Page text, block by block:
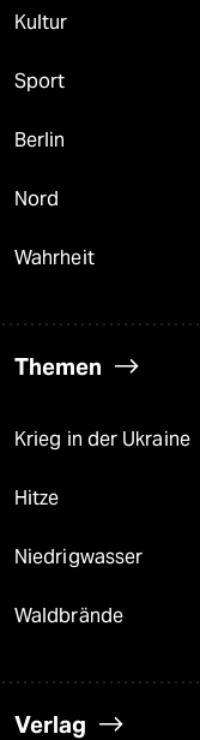
Kultur
Sport
Berlin
Nord
Wahrheit
Themen
Krieg in der Ukraine
Hitze
Niedrigwasser
Waldbrände
Verlag